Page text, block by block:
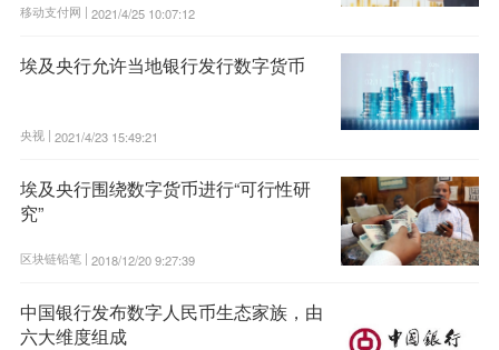
移动支付网 | 2021/4/25 10:07:12
埃及央行允许当地银行发行数字货币
央视 | 2021/4/23 15:49:21
埃及央行围绕数字货币进行“可行性研
究”
区块链铅笔 | 2018/12/20 9:27:39
中国银行发布数字人民币生态家族，由
六大维度组成